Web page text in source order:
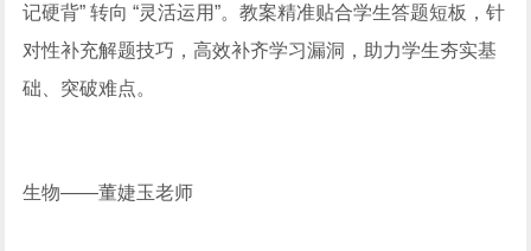
记硬背” 转向 “灵活运用”。教案精准贴合学生答题短板，针
对性补充解题技巧，高效补齐学习漏洞，助力学生夯实基
础、突破难点。
生物——董婕玉老师